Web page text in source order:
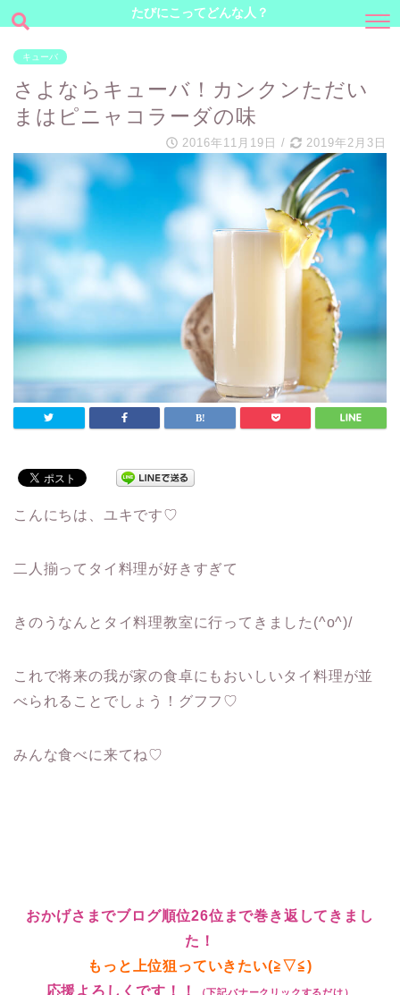
たびにこってどんな人？
キューバ
さよならキューバ！カンクンただい
まはピニャコラーダの味
2016年11月19日 / 2019年2月3日
こんにちは、ユキです♡
二人揃ってタイ料理が好きすぎて
きのうなんとタイ料理教室に行ってきました(^o^)/
これで将来の我が家の食卓にもおいしいタイ料理が並
べられることでしょう！グフフ♡
みんな食べに来てね♡
おかげさまでブログ順位26位まで巻き返してきまし
た！
もっと上位狙っていきたい(≧▽≦)
応援よろしくです！！
（下記バナークリックするだけ）